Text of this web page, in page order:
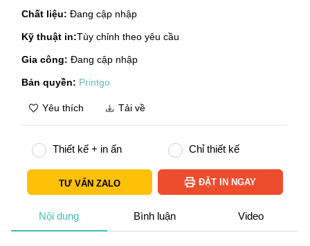
Chất liệu: Đang cập nhập
Kỹ thuật in:Tùy chỉnh theo yêu cầu
Gia công: Đang cập nhập
Bản quyền: Printgo
Yêu thích Tải về
Thiết kế + in ấn Chỉ thiết kế
TƯ VẤN ZALO ĐẶT IN NGAY
Nội dung Bình luận Video